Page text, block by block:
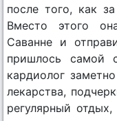
после того, как
Вместо этого
Саванне и
пришлось самой
кардиолог
лекарства,
регулярный